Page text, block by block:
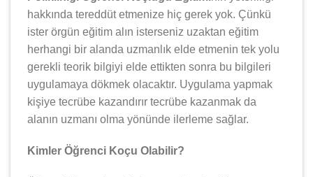
hakkında tereddüt etmenize hiç gerek yok. Çünkü
ister örgün eğitim alın isterseniz uzaktan eğitim
herhangi bir alanda uzmanlık elde etmenin tek yolu
gerekli teorik bilgiyi elde ettikten sonra bu bilgileri
uygulamaya dökmek olacaktır. Uygulama yapmak
kişiye tecrübe kazandırır tecrübe kazanmak da
alanın uzmanı olma yönünde ilerleme sağlar.
Kimler Öğrenci Koçu Olabilir?